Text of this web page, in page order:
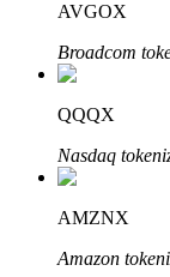
Bitrue Affiliates
Tot 65%
AVGOX
Broadcom
QQQX
Nasdaq
AMZNX
Amazon